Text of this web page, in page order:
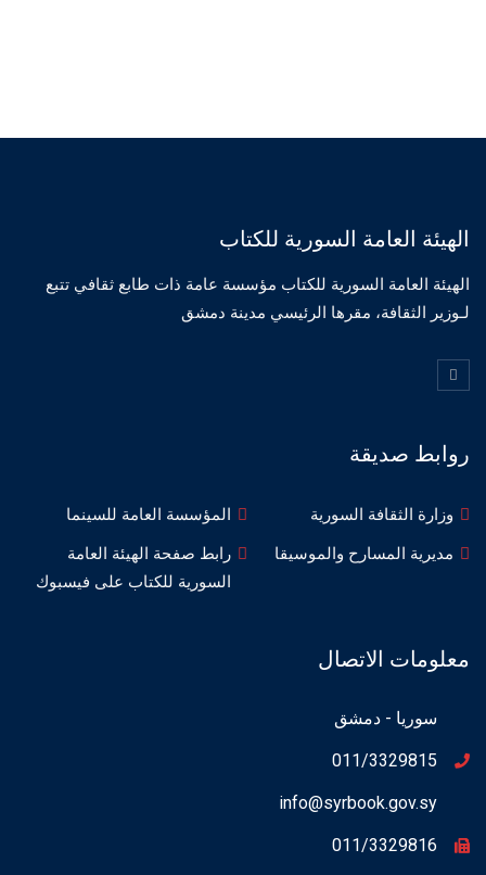
الهيئة العامة السورية للكتاب
الهيئة العامة السورية للكتاب مؤسسة عامة ذات طابع ثقافي تتبع
لـوزير الثقافة، مقرها الرئيسي مدينة دمشق
روابط صديقة
وزارة الثقافة السورية
المؤسسة العامة للسينما
مديرية المسارح والموسيقا
رابط صفحة الهيئة العامة
السورية للكتاب على فيسبوك
معلومات الاتصال
سوريا - دمشق
011/3329815
info@syrbook.gov.sy
011/3329816